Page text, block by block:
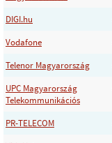
DIGI.hu
Vodafone
Telenor Magyarország
UPC Magyarország
Telekommunikációs
PR-TELECOM